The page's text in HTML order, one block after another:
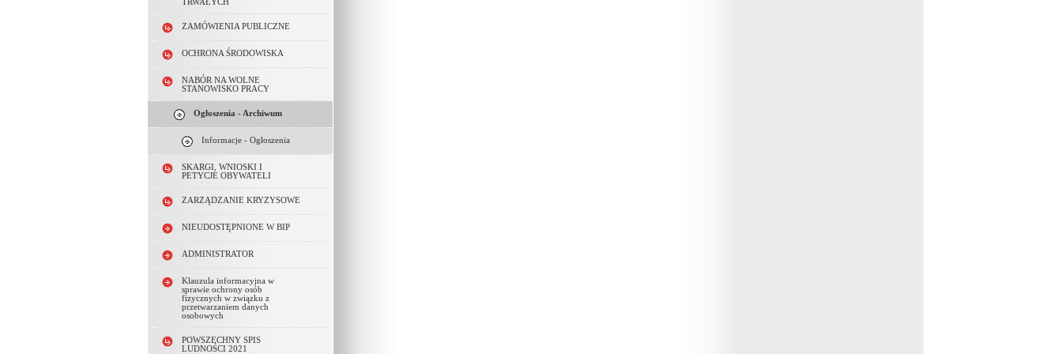
TRWAŁYCH
ZAMÓWIENIA PUBLICZNE
OCHRONA ŚRODOWISKA
NABÓR NA WOLNE
STANOWISKO PRACY
Ogłoszenia - Archiwum
Informacje - Ogłoszenia
SKARGI, WNIOSKI I
PETYCJE OBYWATELI
ZARZĄDZANIE KRYZYSOWE
NIEUDOSTĘPNIONE W BIP
ADMINISTRATOR
Klauzula informacyjna w
sprawie ochrony osób
fizycznych w związku z
przetwarzaniem danych
osobowych
POWSZECHNY SPIS
LUDNOŚCI 2021